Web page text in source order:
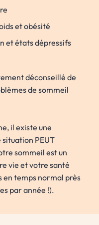
et obésité
et états dépressifs
déconseillé de
de sommeil
il existe une
PEUT
sommeil est un
vie et votre santé
en temps normal près
par année !).